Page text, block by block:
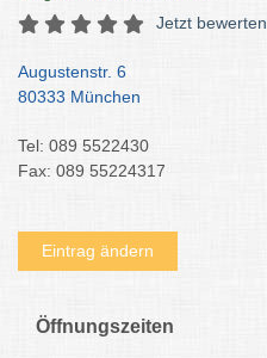
Jetzt bewerten
Augustenstr. 6
80333 München
Tel: 089 5522430
Fax: 089 55224317
Eintrag ändern
Öffnungszeiten